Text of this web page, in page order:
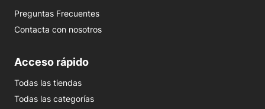
Preguntas Frecuentes
Contacta con nosotros
Acceso rápido
Todas las tiendas
Todas las categorías